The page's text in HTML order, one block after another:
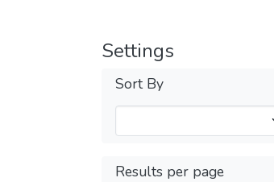
Settings
Sort By
Results per page